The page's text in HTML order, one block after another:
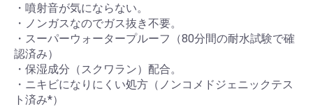
・噴射音が気にならない。
・ノンガスなのでガス抜き不要。
・スーパーウォータープルーフ（80分間の耐水試験で確
認済み）
・保湿成分（スクワラン）配合。
・ニキビになりにくい処方（ノンコメドジェニックテス
ト済み*）